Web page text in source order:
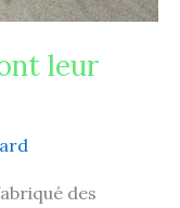
leur
des